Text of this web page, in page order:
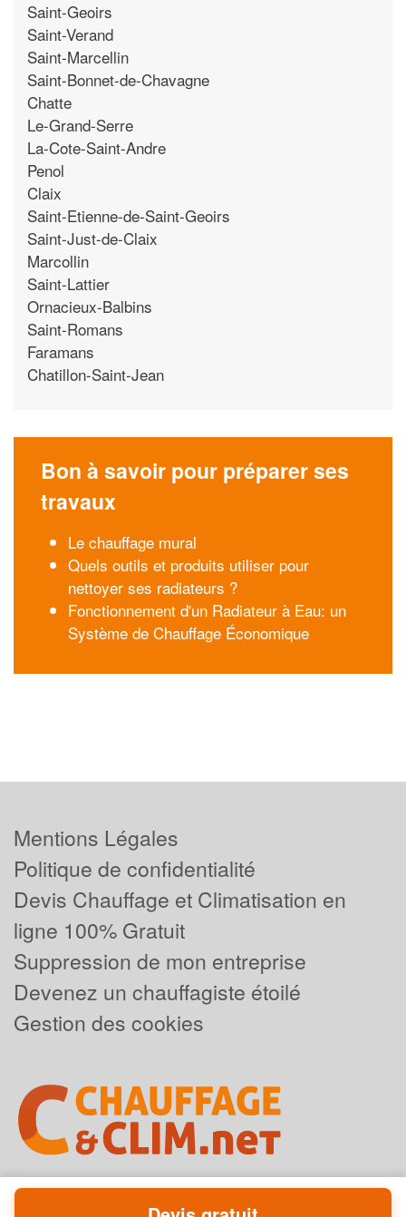
Saint-Geoirs
Saint-Verand
Saint-Marcellin
Saint-Bonnet-de-Chavagne
Chatte
Le-Grand-Serre
La-Cote-Saint-Andre
Penol
Claix
Saint-Etienne-de-Saint-Geoirs
Saint-Just-de-Claix
Marcollin
Saint-Lattier
Ornacieux-Balbins
Saint-Romans
Faramans
Chatillon-Saint-Jean
Bon à savoir pour préparer ses
travaux
Le chauffage mural
Quels outils et produits utiliser pour
nettoyer ses radiateurs ?
Fonctionnement d'un Radiateur à Eau: un
Système de Chauffage Économique
Mentions Légales
Politique de confidentialité
Devis Chauffage et Climatisation en
ligne 100% Gratuit
Suppression de mon entreprise
Devenez un chauffagiste étoilé
Gestion des cookies